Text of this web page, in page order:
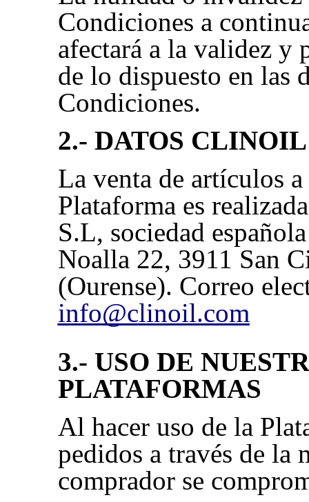
Condiciones a
afectará a la validez y
de lo dispuesto en las
Condiciones.
2.- DATOS
La venta de artículos
Plataforma es
S.L, sociedad
Noalla 22, 3911 San
(Ourense). Correo
info@clinoil.com
3.- USO DE
PLATAFORMAS
Al hacer uso de la
pedidos a través de la
comprador se